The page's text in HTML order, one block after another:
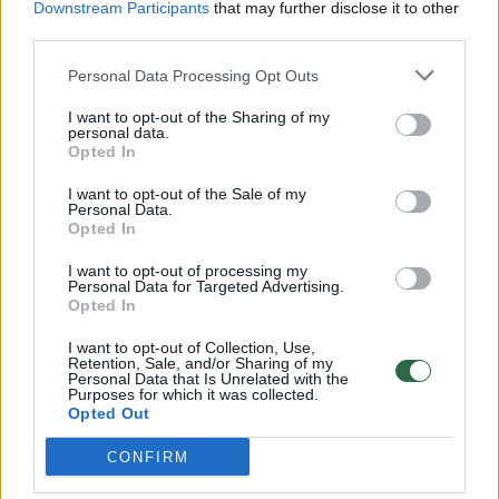
Downstream Participants that may further disclose it to other
Personal Data Processing Opt Outs
I want to opt-out of the Sharing of my
personal data.
Opted In
I want to opt-out of the Sale of my
Personal Data.
Opted In
I want to opt-out of processing my
Personal Data for Targeted Advertising.
Opted In
I want to opt-out of Collection, Use,
Retention, Sale, and/or Sharing of my
Personal Data that Is Unrelated with the
Purposes for which it was collected.
Opted Out
CONFIRM
00:00:57
Savaitės vidurys nusimato karštas: temperatūra kils iki
32 laipsnių šilumos
Žinios Orai
V. Zalužno pasisakymą laiko bandymu įsitvirtinti
Ukrainos politikoje: jis yra neteisus
savaitę: karščiai atsitrauks
Žinios | Orai